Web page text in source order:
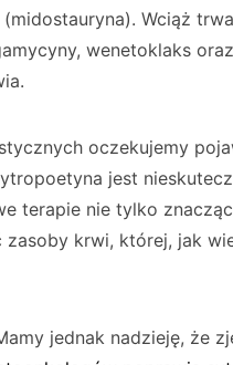
Wciąż
wenetoklaks
oczekujemy
jest
terapie nie tylko
krwi, której, jak
jed­nak nadzieję, że